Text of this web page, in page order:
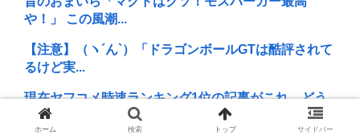
や！」 この風潮...
【注意】（ヽ´ん`）「ドラゴンボールGTは酷評されて
るけど実...
現在ヤフコメ時速ランキング1位の記事がこれ。どう
思う？
ホーム 検索 トップ サイドバー